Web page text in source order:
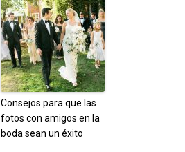
Consejos para que las
fotos con amigos en la
boda sean un éxito